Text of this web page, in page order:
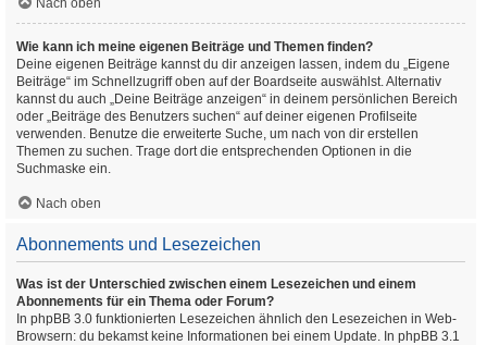
Nach oben
Wie kann ich meine eigenen Beiträge und Themen finden?
Deine eigenen Beiträge kannst du dir anzeigen lassen, indem du „Eigene
Beiträge“ im Schnellzugriff oben auf der Boardseite auswählst. Alternativ
kannst du auch „Deine Beiträge anzeigen“ in deinem persönlichen Bereich
oder „Beiträge des Benutzers suchen“ auf deiner eigenen Profilseite
verwenden. Benutze die erweiterte Suche, um nach von dir erstellen
Themen zu suchen. Trage dort die entsprechenden Optionen in die
Suchmaske ein.
Nach oben
Abonnements und Lesezeichen
Was ist der Unterschied zwischen einem Lesezeichen und einem
Abonnements für ein Thema oder Forum?
In phpBB 3.0 funktionierten Lesezeichen ähnlich den Lesezeichen in Web-
Browsern: du bekamst keine Informationen bei einem Update. In phpBB 3.1